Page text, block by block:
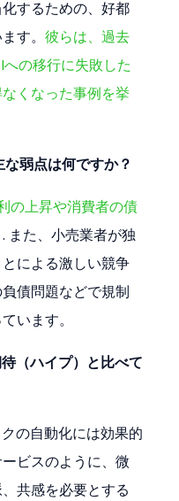
するための、好都
す。彼らは、過去
の移行に失敗した
くなった事例を挙
弱点は何ですか？
の上昇や消費者の債
. また、小売業者が独
による激しい競争
債問題などで規制
います。
（ハイプ）と比べて
の自動化には効果的
ビスのように、微
共感を必要とする